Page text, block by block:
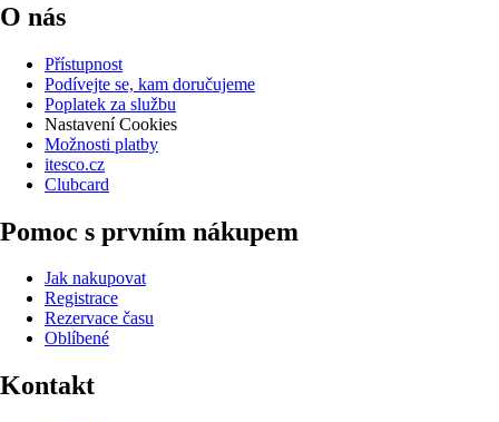
O nás
Přístupnost
Podívejte se, kam doručujeme
Poplatek za službu
Nastavení Cookies
Možnosti platby
itesco.cz
Clubcard
Pomoc s prvním nákupem
Jak nakupovat
Registrace
Rezervace času
Oblíbené
Kontakt